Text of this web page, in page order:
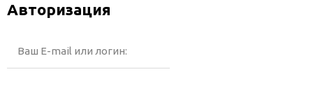
Авторизация
Ваш E-mail или логин: